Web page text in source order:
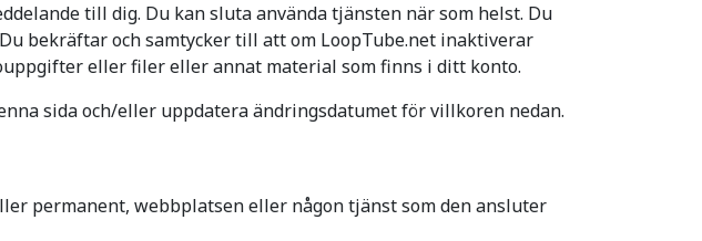
till dig. Du kan sluta använda tjänsten när som helst. Du
bekräftar och samtycker till att om LoopTube.net inaktiverar
eller filer eller annat material som finns i ditt konto.
sida och/eller uppdatera ändringsdatumet för villkoren nedan.
permanent, webbplatsen eller någon tjänst som den ansluter